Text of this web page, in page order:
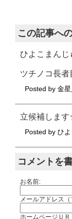
この記事へ
ひよこまんじ
ツチノコ長
Posted by 金
立候補しま
Posted by ひ
コメントを
お名前:
メールアドレス
ホームページＵＲ